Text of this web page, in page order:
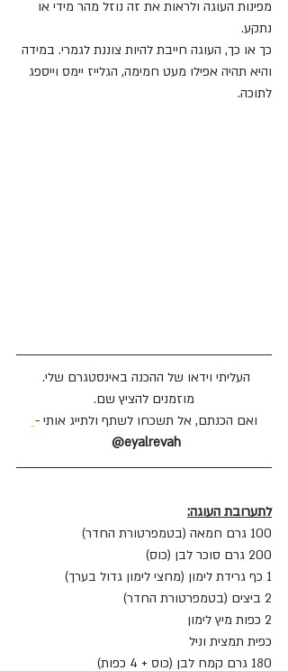
מפינות העוגה ולראות את זה נוזל מהר מידי או
נתקע.
כך או כך, העוגה חייבת להיות צוננת לגמרי. במידה
והיא תהיה אפילו מעט חמימה, הגלייז יימס וייספג
לתוכה.
העליתי וידאו של ההכנה באינסטגרם שלי.
מוזמנים להציץ שם.
ואם הכנתם, אל תשכחו לשתף ולתייג אותי -
eyalrevah@
לתערובת העוגה:
100 גרם חמאה (בטמפרטורת החדר)
200 גרם סוכר לבן (כוס)
1 כף גרידת לימון (מחצי לימון גדול בערך)
2 ביצים (בטמפרטורת החדר)
2 כפות מיץ לימון
כפית תמצית וניל
180 גרם קמח לבן (כוס + 4 כפות)